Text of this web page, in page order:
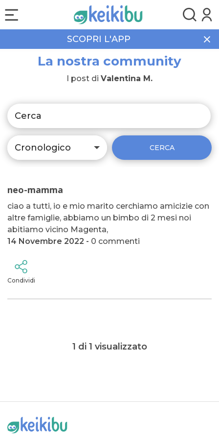
SCOPRI L'APP
La nostra community
I post di Valentina M.
Cronologico CERCA
neo-mamma
ciao a tutti, io e mio marito cerchiamo amicizie con
altre famiglie, abbiamo un bimbo di 2 mesi noi
abitiamo vicino Magenta,
14 Novembre 2022 - 0 commenti
Condividi
1 di 1 visualizzato